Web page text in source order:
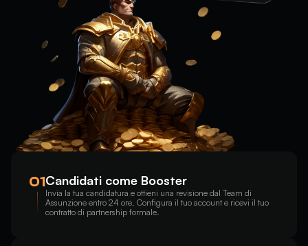
01Candidati come Booster
Invia la tua candidatura e ottieni una revisione dal Team di
Assunzione entro 24 ore. Configura il tuo account e ricevi il tuo
contratto di partnership formale.